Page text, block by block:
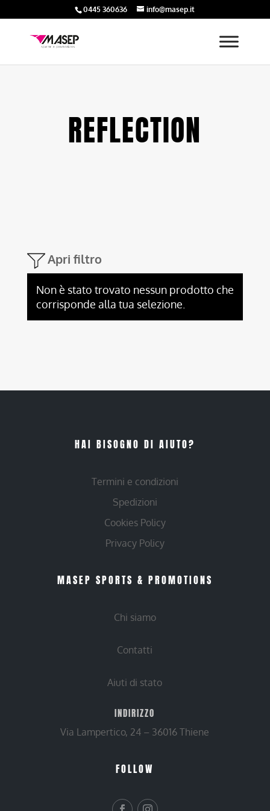
0445 360636 info@masep.it
REFLECTION
Apri filtro
Non è stato trovato nessun prodotto che
corrisponde alla tua selezione.
HAI BISOGNO DI AIUTO?
Termini e condizioni
Spedizioni
Cookies Policy
Privacy Policy
MASEP SPORTS & PROMOTIONS
Chi siamo
Contatti
Aiuti di stato
INDIRIZZO
Via Lampertico, 24 – 36016 Thiene
FOLLOW